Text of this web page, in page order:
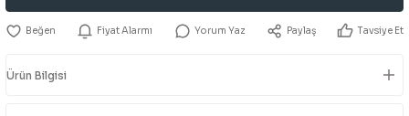
Fiyat Alarmı Yorum Yaz Paylaş Tavsiye Et
Ürün Bilgisi